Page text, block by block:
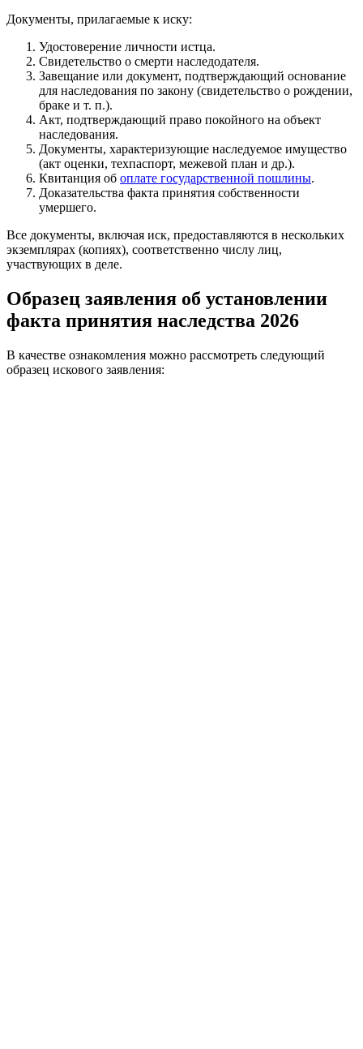
Документы, прилагаемые к иску:
Удостоверение личности истца.
Свидетельство о смерти наследодателя.
Завещание или документ, подтверждающий основание
для наследования по закону (свидетельство о рождении,
браке и т. п.).
Акт, подтверждающий право покойного на объект
наследования.
Документы, характеризующие наследуемое имущество
(акт оценки, техпаспорт, межевой план и др.).
Квитанция об оплате государственной пошлины.
Доказательства факта принятия собственности
умершего.
Все документы, включая иск, предоставляются в нескольких
экземплярах (копиях), соответственно числу лиц,
участвующих в деле.
Образец заявления об установлении
факта принятия наследства 2026
В качестве ознакомления можно рассмотреть следующий
образец искового заявления: